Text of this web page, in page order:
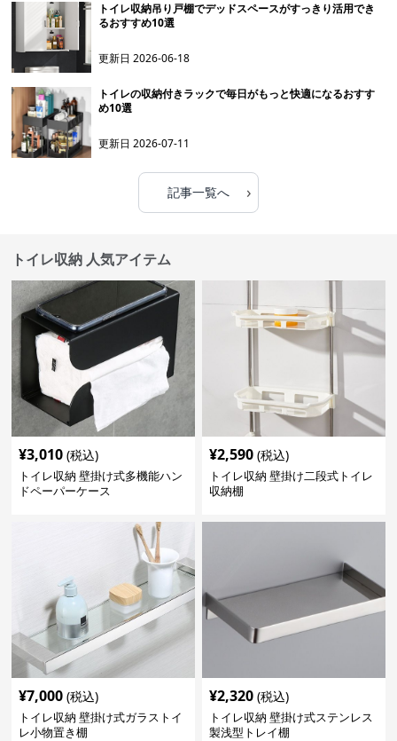
トイレ収納吊り戸棚でデッドスペースがすっきり活用でき
るおすすめ10選
更新日2026-06-18
トイレの収納付きラックで毎日がもっと快適になるおすす
め10選
更新日2026-07-11
記事一覧へ ›
トイレ収納 人気アイテム
¥3,010 (税込)
トイレ収納 壁掛け式多機能ハン
ドペーパーケース
¥2,590 (税込)
トイレ収納 壁掛け二段式トイレ
収納棚
¥7,000 (税込)
トイレ収納 壁掛け式ガラストイ
レ小物置き棚
¥2,320 (税込)
トイレ収納 壁掛け式ステンレス
製浅型トレイ棚